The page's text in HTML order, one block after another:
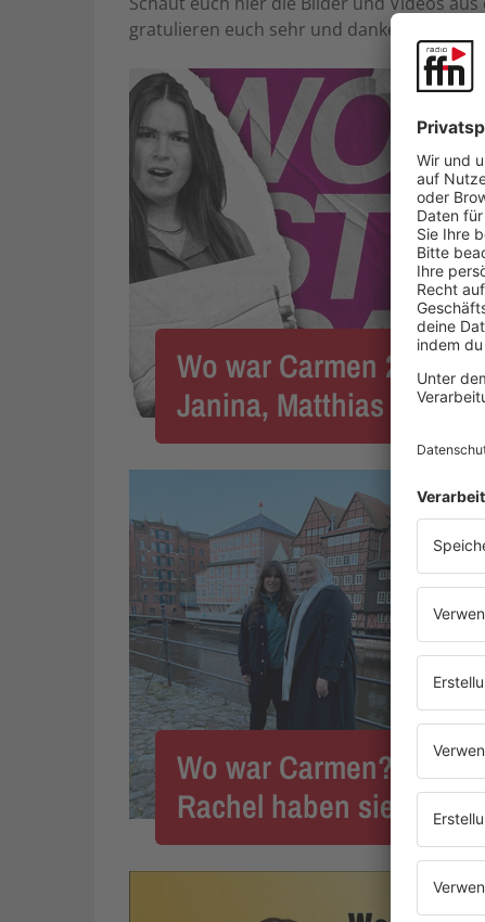
gratulieren euch sehr und danken allen,
Wo war Carmen 2025?
Janina, Matthias und
Wo war Carmen?
Rachel haben sie